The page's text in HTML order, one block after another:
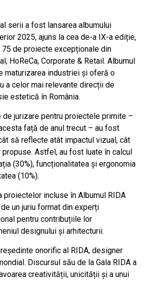
serii a fost lansarea albumului
2025, ajuns la cea de-a IX-a ediție,
de proiecte excepționale din
HoReCa, Corporate & Retail. Albumul
maturizarea industriei și oferă o
a celor mai relevante direcții de
estetică în România.
jurizare pentru proiectele primite –
față de anul trecut – au fost
să reflecte atât impactul vizual, cât
Astfel, au fost luate în calcul
(30%), funcționalitatea și ergonomia
(10%).
proiectelor incluse în Albumul RIDA
un juriu format din experți
pentru contribuțiile lor
designului și arhitecturii.
onorific al RIDA, designer
Discursul său de la Gala RIDA a
creativității, unicității și a unui